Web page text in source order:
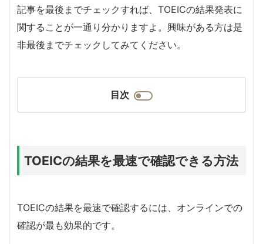
記事を最後までチェックすれば、TOEICの結果発表に
関することが一通り分かりますよ。興味がある方は是
非最後までチェックしてみてください。
目次
TOEICの結果を最速で確認できる方法
TOEICの結果を最速で確認するには、オンラインでの
確認が最も効果的です。